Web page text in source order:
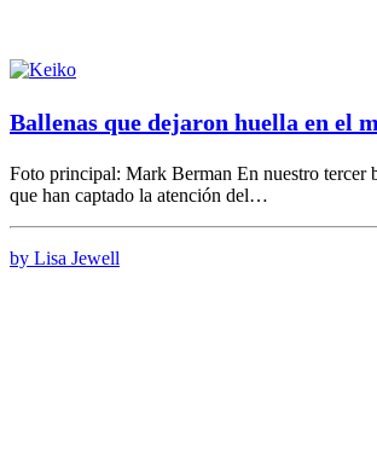
Ballenas que dejaron huella en el
Foto principal: Mark Berman En nuestro tercer
que han captado la atención del…
by Lisa Jewell